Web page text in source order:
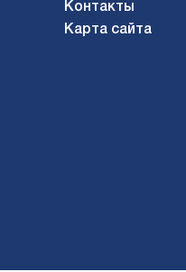
Контакты
Карта сайта